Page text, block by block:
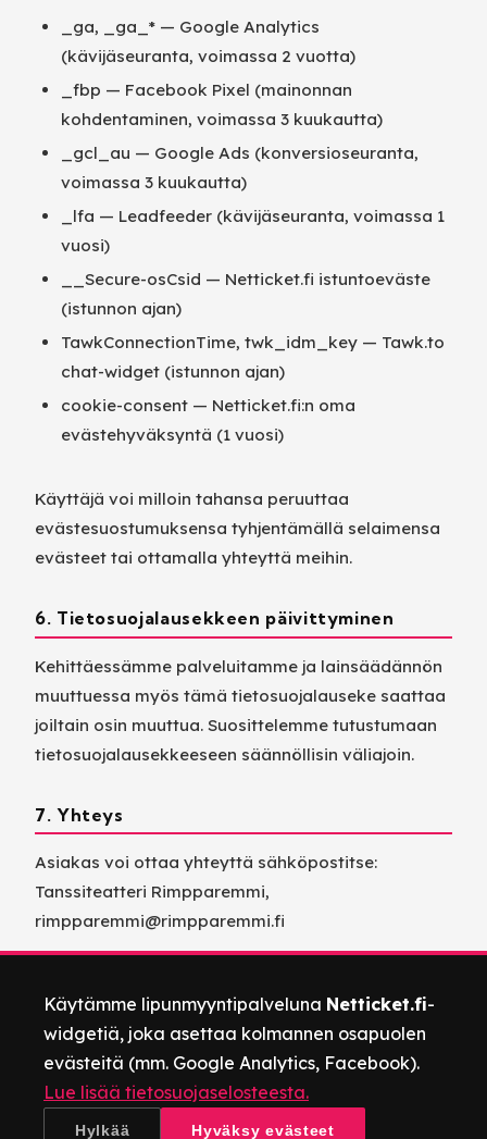
_ga, _ga_* — Google Analytics
(kävijäseuranta, voimassa 2 vuotta)
_fbp — Facebook Pixel (mainonnan
kohdentaminen, voimassa 3 kuukautta)
_gcl_au — Google Ads (konversioseuranta,
voimassa 3 kuukautta)
_lfa — Leadfeeder (kävijäseuranta, voimassa 1
vuosi)
__Secure-osCsid — Netticket.fi istuntoeväste
(istunnon ajan)
TawkConnectionTime, twk_idm_key — Tawk.to
chat-widget (istunnon ajan)
cookie-consent — Netticket.fi:n oma
evästehyväksyntä (1 vuosi)
Käyttäjä voi milloin tahansa peruuttaa
evästesuostumuksensa tyhjentämällä selaimensa
evästeet tai ottamalla yhteyttä meihin.
6. Tietosuojalausekkeen päivittyminen
Kehittäessämme palveluitamme ja lainsäädännön
muuttuessa myös tämä tietosuojalauseke saattaa
joiltain osin muuttua. Suosittelemme tutustumaan
tietosuojalausekkeeseen säännöllisin väliajoin.
7. Yhteys
Asiakas voi ottaa yhteyttä sähköpostitse:
Tanssiteatteri Rimpparemmi,
rimpparemmi@rimpparemmi.fi
Käytämme lipunmyyntipalveluna Netticket.fi-
widgetiä, joka asettaa kolmannen osapuolen
evästeitä (mm. Google Analytics, Facebook).
Lue lisää tietosuojaselosteesta.
Hylkää Hyväksy evästeet